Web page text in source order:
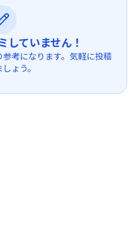
していません！
考になります。気軽に投稿
ょう。